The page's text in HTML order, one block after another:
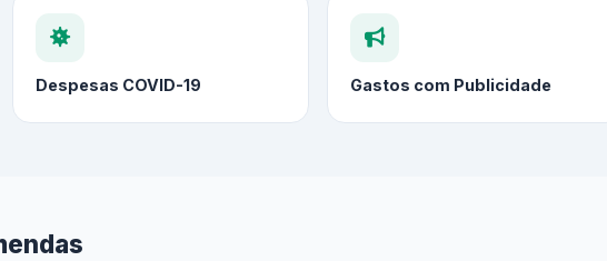
Despesas COVID-19 Gastos com Publicidade